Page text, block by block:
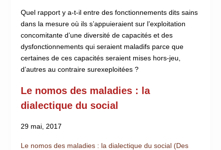
Quel rapport y a-t-il entre des fonctionnements dits sains
dans la mesure où ils s’appuieraient sur l’exploitation
concomitante d’une diversité de capacités et des
dysfonctionnements qui seraient maladifs parce que
certaines de ces capacités seraient mises hors-jeu,
d’autres au contraire surexeploitées ?
Le nomos des maladies : la
dialectique du social
29 mai, 2017
Le nomos des maladies : la dialectique du social (Des